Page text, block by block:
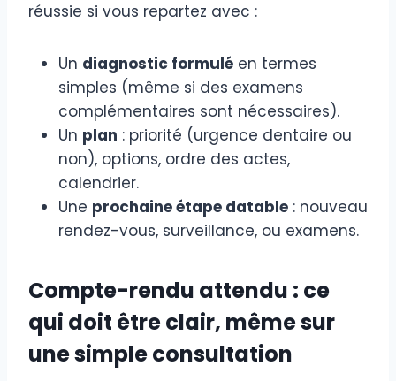
réussie si vous repartez avec :
Un diagnostic formulé en termes
simples (même si des examens
complémentaires sont nécessaires).
Un plan : priorité (urgence dentaire ou
non), options, ordre des actes,
calendrier.
Une prochaine étape datable : nouveau
rendez-vous, surveillance, ou examens.
Compte-rendu attendu : ce
qui doit être clair, même sur
une simple consultation